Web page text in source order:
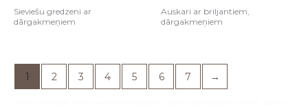
Sieviešu gredzeni ar
dārgakmeņiem
Auskari ar briljantiem,
dārgakmeņiem
1 2 3 4 5 6 7 →